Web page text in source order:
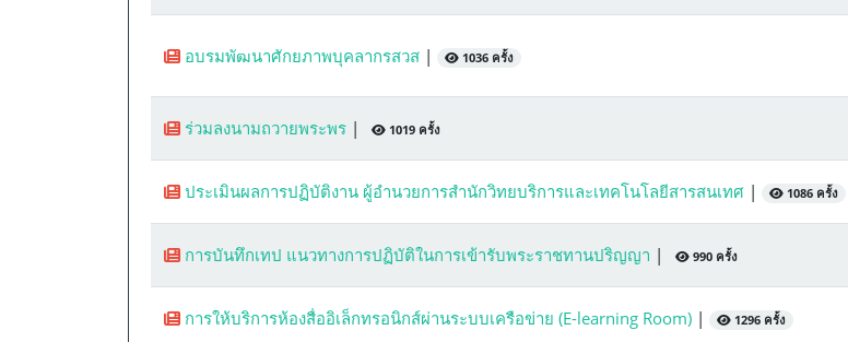
อบรมพัฒนาศักยภาพบุคลากรสวส | 1036 ครั้ง
ร่วมลงนามถวายพระพร | 1019 ครั้ง
ประเมินผลการปฏิบัติงาน ผู้อำนวยการสำนักวิทยบริการและเทคโนโลยีสารสนเทศ | 1086 ครั้ง
การบันทึกเทป แนวทางการปฏิบัติในการเข้ารับพระราชทานปริญญา | 990 ครั้ง
การให้บริการห้องสื่ออิเล็กทรอนิกส์ผ่านระบบเครือข่าย (E-learning Room) | 1296 ครั้ง